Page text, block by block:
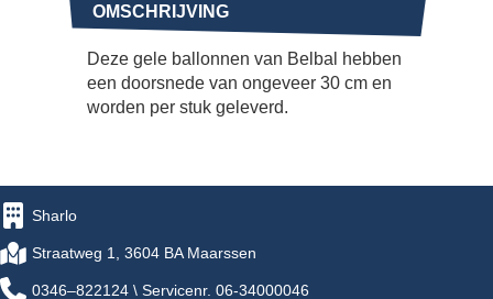
OMSCHRIJVING
Deze gele ballonnen van Belbal hebben
een doorsnede van ongeveer 30 cm en
worden per stuk geleverd.
Sharlo
Straatweg 1, 3604 BA Maarssen
0346–822124 \ Servicenr. 06-34000046